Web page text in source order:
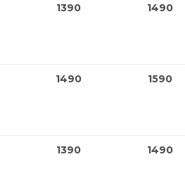
1390 1490
1490 1590
1390 1490